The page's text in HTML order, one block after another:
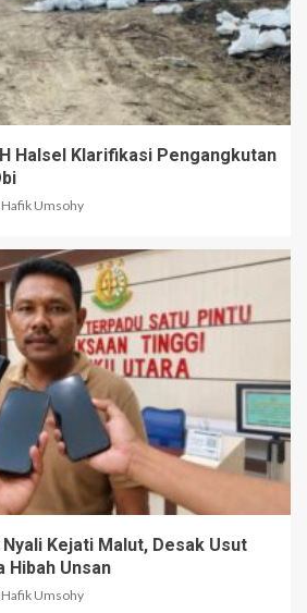
Halsel Klarifikasi Pengangkutan
Umsohy
Kejati Malut, Desak Usut
Hibah Unsan
Umsohy